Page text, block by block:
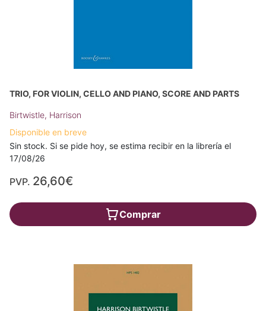
TRIO, FOR VIOLIN, CELLO AND PIANO, SCORE AND PARTS
Birtwistle, Harrison
Disponible en breve
Sin stock. Si se pide hoy, se estima recibir en la librería el
17/08/26
PVP. 26,60€
Comprar